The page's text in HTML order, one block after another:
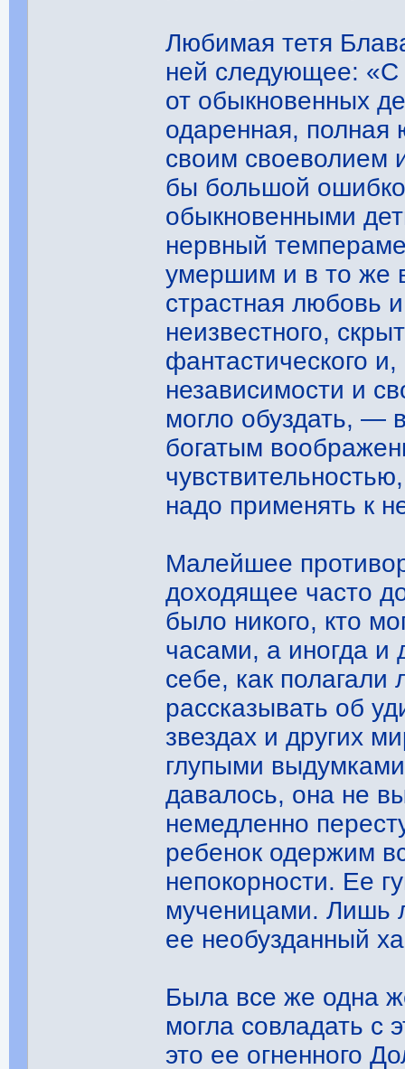
Любимая тетя
ней следующее: «С
от обыкновенных
одаренная, полная
своим своеволием
бы большой
обыкновенными
нервный
умершим и в то же
страстная любовь
неизвестного,
фантастического
независимости и
могло обуздать, —
богатым
надо применять к
Малейшее
доходящее часто
было никого, кто
часами, а иногда и
себе, как
рассказывать об
звездах и других
глупыми
давалось, она не
немедленно
ребенок одержим
непокорности. Ее
мученицами. Лишь
ее необузданный
Была все же одна
могла совладать с
это ее огненного